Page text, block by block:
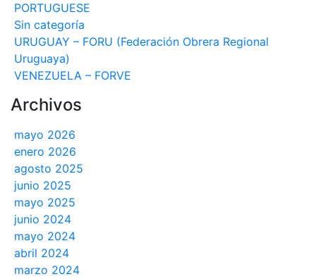
PORTUGUESE
Sin categoría
URUGUAY – FORU (Federación Obrera Regional
Uruguaya)
VENEZUELA – FORVE
Archivos
mayo 2026
enero 2026
agosto 2025
junio 2025
mayo 2025
junio 2024
mayo 2024
abril 2024
marzo 2024